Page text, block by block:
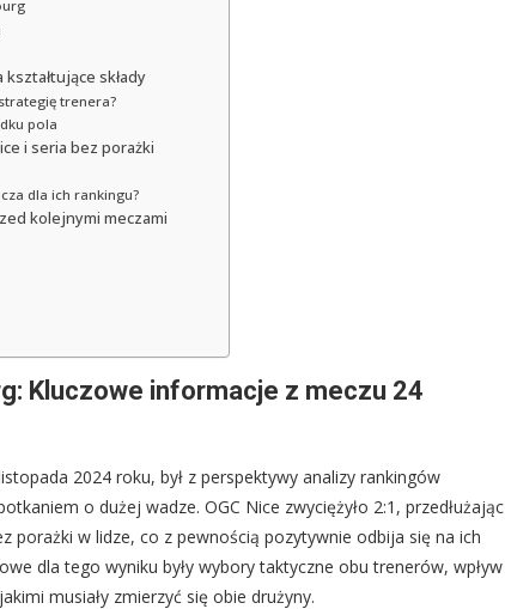
składy
trenera?
pola
i seria bez porażki
dla ich rankingu?
kolejnymi meczami
Kluczowe informacje z meczu 24
2024 roku, był z perspektywy analizy rankingów
o dużej wadze. OGC Nice zwyciężyło 2:1, przedłużając
porażki w lidze, co z pewnością pozytywnie odbija się na ich
dla tego wyniku były wybory taktyczne obu trenerów, wpływ
musiały zmierzyć się obie drużyny.